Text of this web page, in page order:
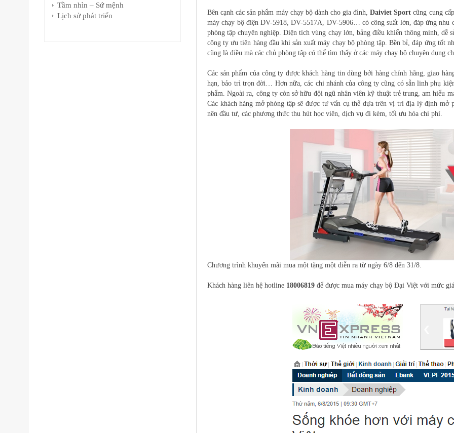
Tầm nhìn – Sứ mệnh
Lịch sử phát triển
Bên cạnh các sản phẩm máy chạy bộ dành cho gia đình,Daiviet Sport cũng cung
máy chạy bộ điện DV-5918, DV-5517A, DV-5906… có công suất lớn, đáp ứng nhu
phòng tập chuyên nghiệp. Diện tích vùng chạy lớn, bảng điều khiển thông minh, dễ
công ty ưu tiên hàng đầu khi sản xuất máy chạy bộ phòng tập. Bền bỉ, đáp ứng tốt
cũng là điều mà các chủ phòng tập có thể tìm thấy ở các máy chạy bộ chuyên dụng
Các sản phẩm của công ty được khách hàng tin dùng bởi hàng chính hãng, giao
hạn, bảo trì trọn đời… Hơn nữa, các chi nhánh của công ty cũng có sẵn linh phụ
phẩm. Ngoài ra, công ty còn sở hữu đội ngũ nhân viên kỹ thuật trẻ trung, am hiểu
Các khách hàng mở phòng tập sẽ được tư vấn cụ thể dựa trên vị trí địa lý định
nên đầu tư, các phương thức thu hút học viên, dịch vụ đi kèm, tối ưu hóa chi phí.
Chương trình khuyến mãi mua một tặng một diễn ra từ ngày 6/8 đến 31/8.
Khách hàng liên hệ hotline 18006819 để được mua máy chạy bộ Đại Việt với mức